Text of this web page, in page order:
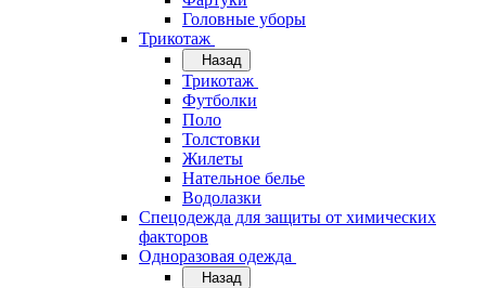
Головные уборы
Трикотаж
Назад
Трикотаж
Футболки
Поло
Толстовки
Жилеты
Нательное белье
Водолазки
Спецодежда для защиты от химических
факторов
Одноразовая одежда
Назад